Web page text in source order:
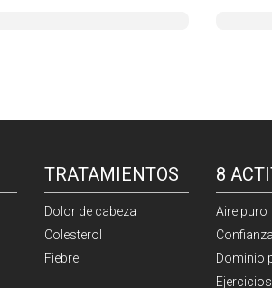
TRATAMIENTOS
Dolor de cabeza
Colesterol
Fiebre
8
Aire puro
Confianza
Dominio
Ejercicios